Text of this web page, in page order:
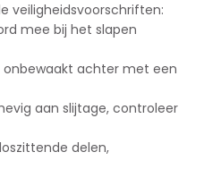
veiligheidsvoorschriften:
mee bij het slapen
onbewaakt achter met een
aan slijtage, controleer
delen,